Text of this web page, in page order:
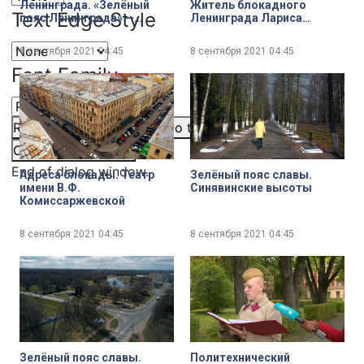
Text Edge Style
Font Family
Resetrestore all settings to the default values Done
Close Modal Dialog
End of dialog window.
Ленинграда. «Зелёный
пояс Ленинграда» —
презентация книга
Анатолия Аграфенина
8 сентября 202104:45
Житель блокадного
Ленинграда Лариса
8 сентября 2021 04:45
Адреса блокады. Театр
имени В.Ф.
Комиссаржевской
8 сентября 2021 04:45
Зелёный пояс славы.
Синявинские высоты
8 сентября 2021 04:45
Зелёный пояс славы. Политехнический